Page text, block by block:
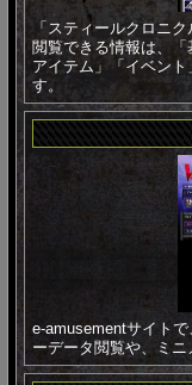
「スティールクロニ
閲覧できる情報は、
アイテム」「イベン
す。
e-amusementサイト
ーデータ閲覧や、ミニ